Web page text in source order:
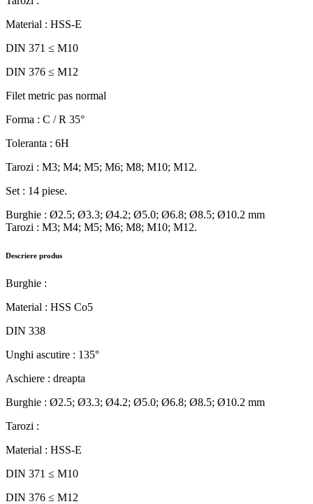
Material : HSS-E
DIN 371 ≤ M10
DIN 376 ≤ M12
Filet metric pas normal
Forma : C / R 35°
Toleranta : 6H
Tarozi : M3; M4; M5; M6; M8; M10; M12.
Set : 14 piese.
Burghie : Ø2.5; Ø3.3; Ø4.2; Ø5.0; Ø6.8; Ø8.5; Ø10.2 mm
Tarozi : M3; M4; M5; M6; M8; M10; M12.
Descriere produs
Burghie :
Material : HSS Co5
DIN 338
Unghi ascutire : 135°
Aschiere : dreapta
Burghie : Ø2.5; Ø3.3; Ø4.2; Ø5.0; Ø6.8; Ø8.5; Ø10.2 mm
Tarozi :
Material : HSS-E
DIN 371 ≤ M10
DIN 376 ≤ M12